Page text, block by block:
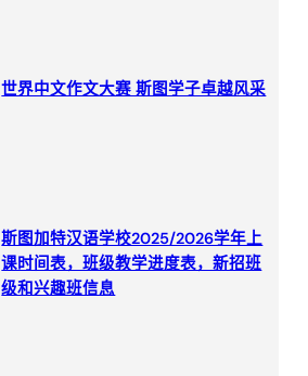
世界中文作文大赛 斯图学子卓越风采
斯图加特汉语学校2025/2026学年上
课时间表，班级教学进度表，新招班
级和兴趣班信息